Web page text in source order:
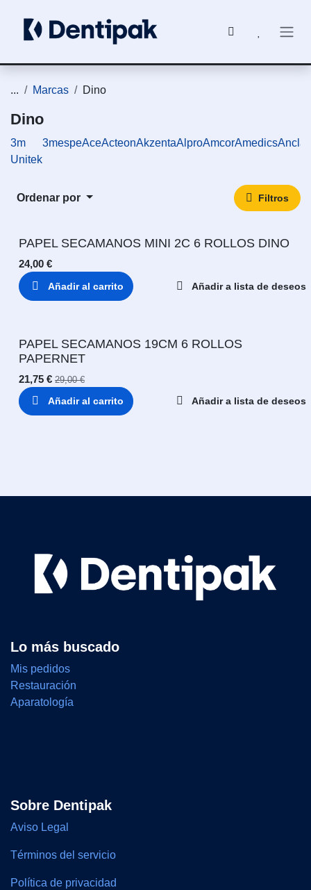
... Marcas Dino
Dino
3m
Unitek
3mespeAceActeonAkzentaAlproAmcorAmedics
Ordenar por Filtros
PAPEL SECAMANOS MINI 2C 6 ROLLOS DINO
24,00 €
Añadir al carrito Añadir a lista de deseos
PAPEL SECAMANOS 19CM 6 ROLLOS
PAPERNET
21,75 € 29,00€
Añadir al carrito Añadir a lista de deseos
Lo más buscado
Mis pedidos
Restauración
Aparatología
Sobre Dentipak
Aviso Legal
Términos del servicio
Política de privacidad